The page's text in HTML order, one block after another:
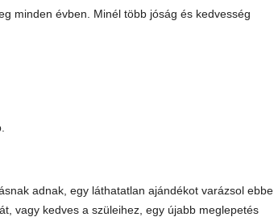
minden évben. Minél több jóság és kedvesség
adnak, egy láthatatlan ajándékot varázsol ebbe
vagy kedves a szüleihez, egy újabb meglepetés